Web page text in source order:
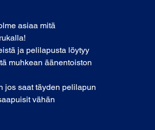
asiaa mitä
ja pelilapusta löytyy
muhkean äänentoiston
jos saat täyden pelilapun
vähän